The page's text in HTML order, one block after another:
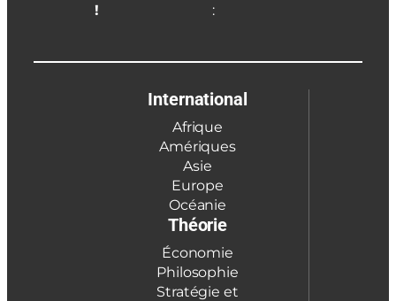
!
:
International
Afrique
Amériques
Asie
Europe
Océanie
Théorie
Économie
Philosophie
Stratégie et